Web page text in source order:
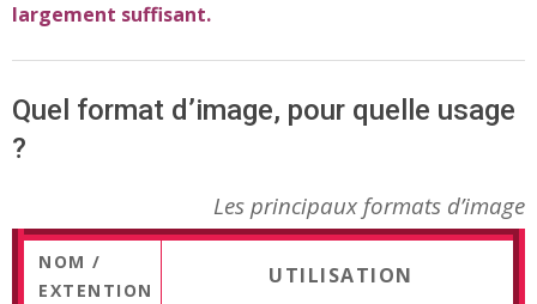
largement suffisant.
Quel format d’image, pour quelle usage
?
Les principaux formats d’image
NOM /
EXTENTION
UTILISATION